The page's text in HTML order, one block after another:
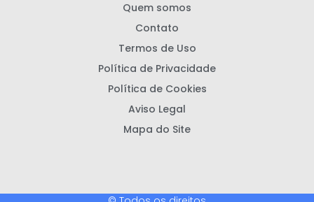
Quem somos
Contato
Termos de Uso
Política de Privacidade
Política de Cookies
Aviso Legal
Mapa do Site